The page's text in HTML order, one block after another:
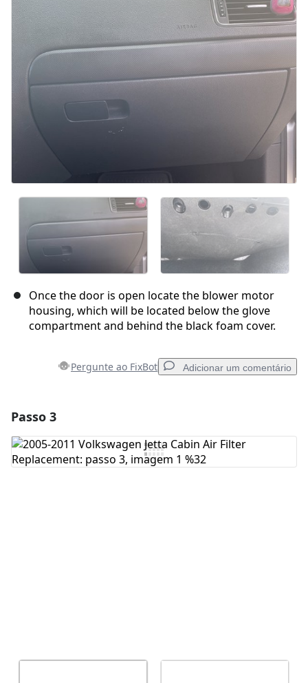
Cancelar Postar comentário
Once the door is open locate the blower motor
housing, which will be located below the glove
compartment and behind the black foam cover.
Pergunte ao FixBot Adicionar um comentário
Comentar
Passo 3